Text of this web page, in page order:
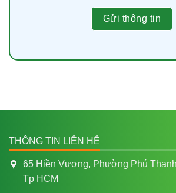
THÔNG TIN LIÊN HỆ
65 Hiền Vương, Phường Phú
Tp HCM